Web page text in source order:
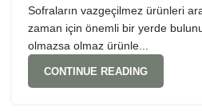
Sofraların vazgeçilmez ürünleri
zaman için önemli bir yerde
olmazsa olmaz ürünle...
CONTINUE READING